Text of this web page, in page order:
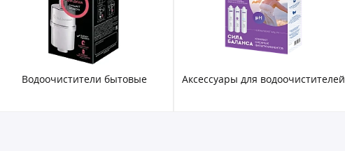
Водоочистители бытовые Аксессуары для водоочистителей